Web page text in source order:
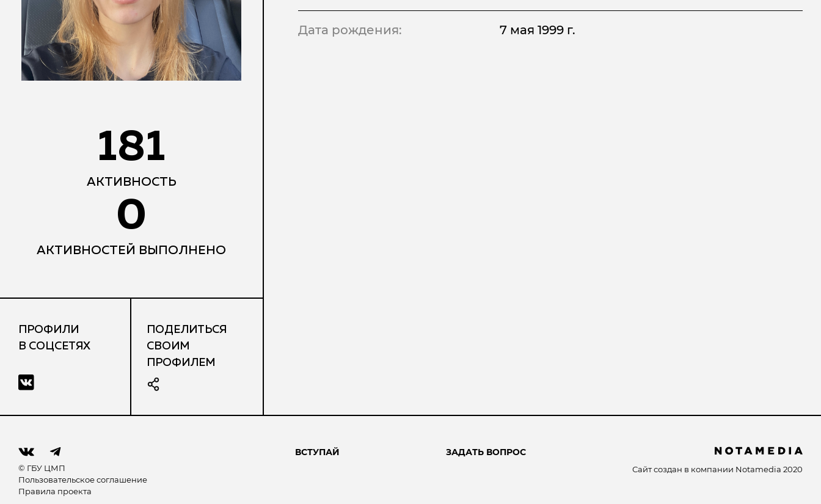
181
АКТИВНОСТЬ
0
АКТИВНОСТЕЙ ВЫПОЛНЕНО
Дата рождения: 7 мая 1999 г.
ПРОФИЛИ
В СОЦСЕТЯХ
ПОДЕЛИТЬСЯ
СВОИМ
ПРОФИЛЕМ
© ГБУ ЦМП
Пользовательское соглашение
Правила проекта
ВСТУПАЙ ЗАДАТЬ ВОПРОС
Сайт создан в компании Notamedia 2020